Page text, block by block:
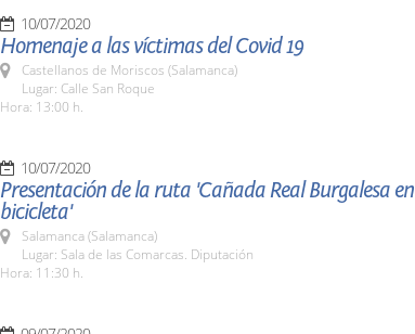
10/07/2020
Homenaje a las víctimas del Covid 19
Castellanos de Moriscos (Salamanca)
Lugar: Calle San Roque
Hora: 13:00 h.
10/07/2020
Presentación de la ruta 'Cañada Real Burgalesa en
bicicleta'
Salamanca (Salamanca)
Lugar: Sala de las Comarcas. Diputación
Hora: 11:30 h.